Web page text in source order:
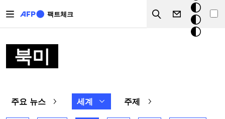
팩트체크
Search
크
모
드
북미
주요 뉴스 세계 주제